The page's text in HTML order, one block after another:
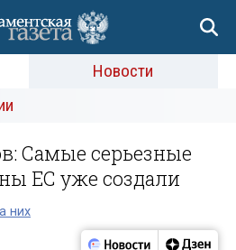
Новости
Самые серьезные
ЕС уже создали
них